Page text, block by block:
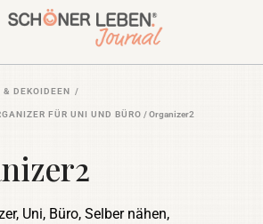
& DEKOIDEEN /
FÜR UNI UND BÜRO /Organizer2
Uni, Büro, Selber nähen,